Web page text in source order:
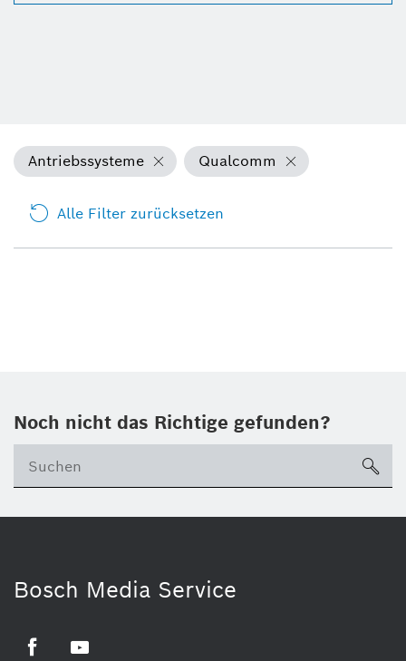
Antriebssysteme Qualcomm
Alle Filter zurücksetzen
Noch nicht das Richtige gefunden?
Bosch Media Service